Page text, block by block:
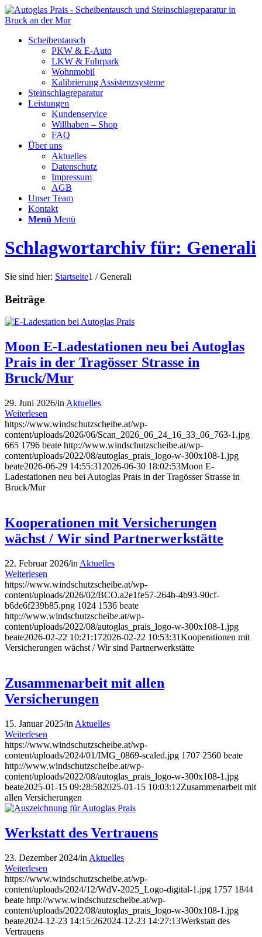
Scheibentausch
PKW & E-Auto
LKW & Fuhrpark
Wohnmobil
Kalibrierung Assistenzsysteme
Steinschlagreparatur
Leistungen
Kundenservice
Willhaben – Shop
FAQ
Über uns
Aktuelles
Datenschutz
Impressum
AGB
Unser Team
Kontakt
Menü Menü
Schlagwortarchiv für: Generali
Sie sind hier: Startseite1 / Generali
Beiträge
Moon E-Ladestationen neu bei Autoglas
Prais in der Tragösser Strasse in
Bruck/Mur
29. Juni 2026/in Aktuelles
Weiterlesen
https://www.windschutzscheibe.at/wp-
content/uploads/2026/06/Scan_2026_06_24_16_33_06_763-1.jpg
665 1796 beate http://www.windschutzscheibe.at/wp-
content/uploads/2022/08/autoglas_prais_logo-w-300x108-1.jpg
beate2026-06-29 14:55:31 2026-06-30 18:02:53Moon E-
Ladestationen neu bei Autoglas Prais in der Tragösser Strasse in
Bruck/Mur
Kooperationen mit Versicherungen
wächst / Wir sind Partnerwerkstätte
22. Februar 2026/in Aktuelles
Weiterlesen
https://www.windschutzscheibe.at/wp-
content/uploads/2026/02/BCO.a2e1fe57-264b-4b93-90cf-
b6de6f239b85.png 1024 1536 beate
http://www.windschutzscheibe.at/wp-
content/uploads/2022/08/autoglas_prais_logo-w-300x108-1.jpg
beate2026-02-22 10:21:172026-02-22 10:53:31Kooperationen mit
Versicherungen wächst / Wir sind Partnerwerkstätte
Zusammenarbeit mit allen
Versicherungen
15. Januar 2025/in Aktuelles
Weiterlesen
https://www.windschutzscheibe.at/wp-
content/uploads/2024/01/IMG_0869-scaled.jpg 1707 2560 beate
http://www.windschutzscheibe.at/wp-
content/uploads/2022/08/autoglas_prais_logo-w-300x108-1.jpg
beate2025-01-15 09:28:582025-01-15 10:03:12Zusammenarbeit mit
allen Versicherungen
Werkstatt des Vertrauens
23. Dezember 2024/in Aktuelles
Weiterlesen
https://www.windschutzscheibe.at/wp-
content/uploads/2024/12/WdV-2025_Logo-digital-1.jpg 1757 1844
beate http://www.windschutzscheibe.at/wp-
content/uploads/2022/08/autoglas_prais_logo-w-300x108-1.jpg
beate2024-12-23 14:15:262024-12-23 14:27:13Werkstatt des
Vertrauens